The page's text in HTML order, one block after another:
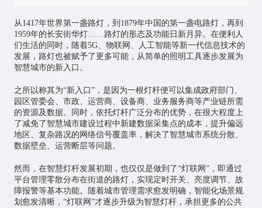
从1417年世界第一盏路灯，到1879年中国的第一盏电路灯，再到
1959年的长安街华灯……路灯的形态及功能日新月异。在便利人
们生活的同时，随着5G、 物联网 、 人工智能等新一代信息技术的
发展，路灯也被赋予了更多可能，从简单的照明工具逐步发展为
智慧城市的新入口。
之所以称其为“新入口”，是因为一根灯杆便可以集成政府部门、
园区管委会、市政、运营商、设备商、业务服务商等产业链所需
的资源及数据。同时，依托灯杆广泛分布的优势，在很大程度上
了减免了智慧城市建设过程中新建数据采集点的成本，提升偏远
地区、复杂路况的网络信号覆盖率，解决了智慧城市系统分散、
数据壁垒、运营断层等问题。
然而，在智慧灯杆发展初期，也仅仅是做到了“灯联网”，即通过
平台管理零散分布在街道的路灯，实现定时开关、亮度调节、故
障报警等基本功能。随着城市管理需求愈发明确，智能化场景规
划愈发清晰，“灯联网”才逐步升级为智慧灯杆，承担更多的公共